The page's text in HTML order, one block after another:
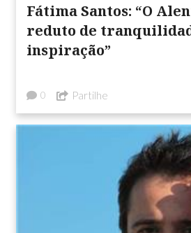
Fátima Santos: “O
reduto de
inspiração”
0 Partilhe